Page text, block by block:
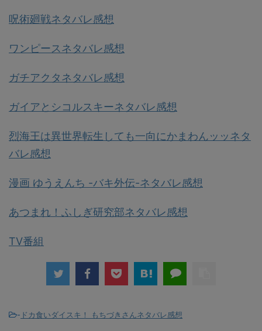
呪術廻戦ネタバレ感想
ワンピースネタバレ感想
ガチアクタネタバレ感想
ガイアとシコルスキーネタバレ感想
烈海王は異世界転生しても一向にかまわんッッネタ
バレ感想
漫画 ゆうえんち -バキ外伝-ネタバレ感想
あつまれ！ふしぎ研究部ネタバレ感想
TV番組
- ドカ食いダイスキ！ もちづきさんネタバレ感想